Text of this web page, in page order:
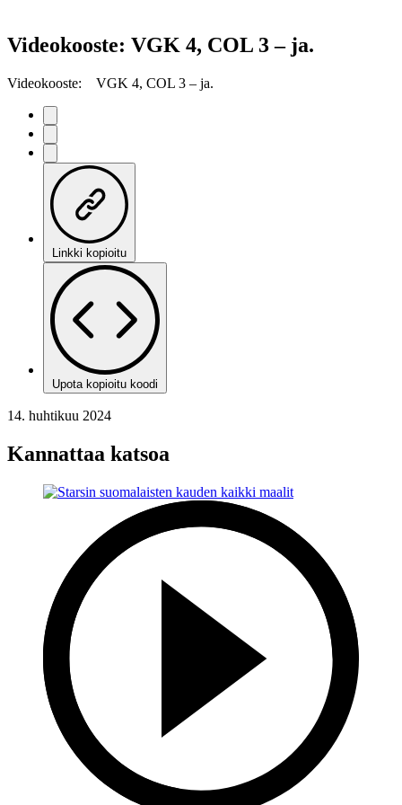
Videokooste: VGK 4, COL 3 – ja.
Videokooste: VGK 4, COL 3 – ja.
Linkki kopioitu
Upota kopioitu koodi
14. huhtikuu 2024
Kannattaa katsoa